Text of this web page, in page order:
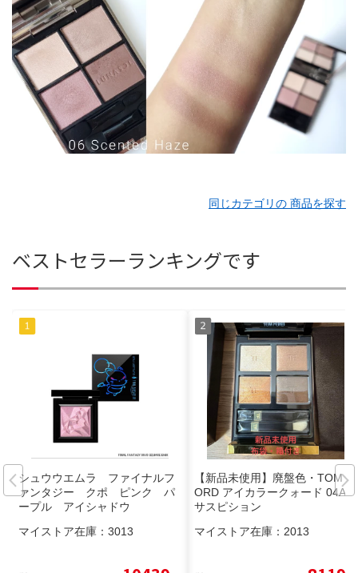
同じカテゴリの 商品を探す
ベストセラーランキングです
シュウウエムラ ファイナルフ
ァンタジー クポ ピンク パ
ープル アイシャドウ
マイストア在庫： 3013
【新品未使用】廃盤色・TOM F
ORD アイカラークォード 04A
サスピション
マイストア在庫： 2013